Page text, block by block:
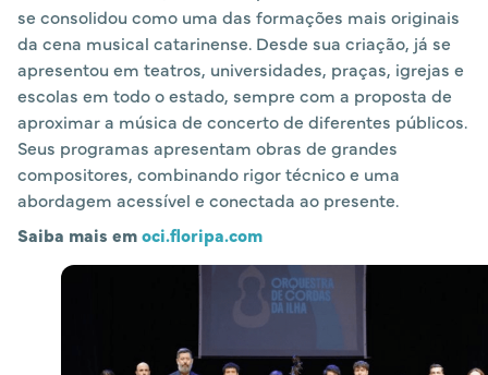
se consolidou como uma das formações mais originais
da cena musical catarinense. Desde sua criação, já se
apresentou em teatros, universidades, praças, igrejas e
escolas em todo o estado, sempre com a proposta de
aproximar a música de concerto de diferentes públicos.
Seus programas apresentam obras de grandes
compositores, combinando rigor técnico e uma
abordagem acessível e conectada ao presente.
Saiba mais emoci.floripa.com